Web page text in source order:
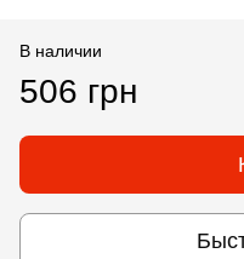
В наличии
506 грн